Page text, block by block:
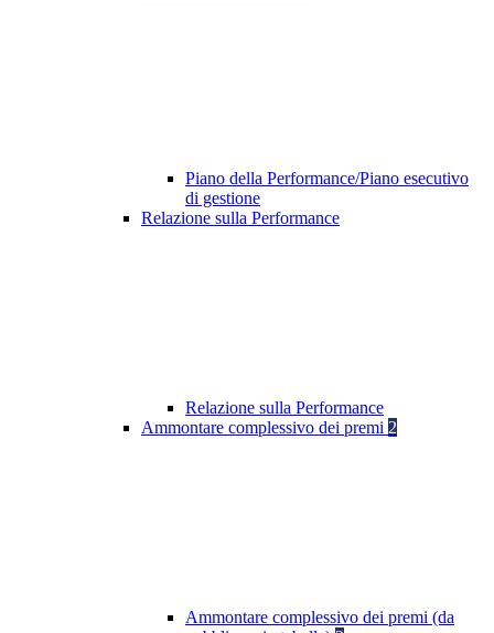
Piano della Performance/Piano esecutivo
di gestione
Relazione sulla Performance
Relazione sulla Performance
Ammontare complessivo dei premi 2
Ammontare complessivo dei premi (da